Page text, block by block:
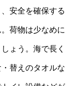
安全を確保する
荷物は少なめに
ょう。海で長く
替えのタオルな